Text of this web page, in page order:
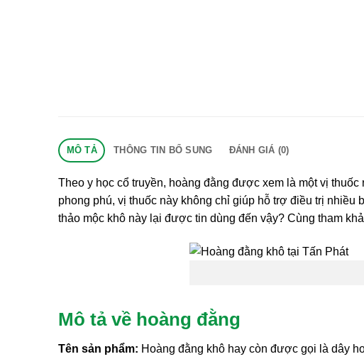
MÔ TẢ THÔNG TIN BỔ SUNG ĐÁNH GIÁ (0)
Theo y học cổ truyền, hoàng đằng được xem là một vị
phong phú, vị thuốc này không chỉ giúp hỗ trợ điều trị
thảo mộc khô này lại được tin dùng đến vậy? Cùng tham
Mô tả về hoàng đằng
Tên sản phẩm: Hoàng đằng khô hay còn được gọi là dây